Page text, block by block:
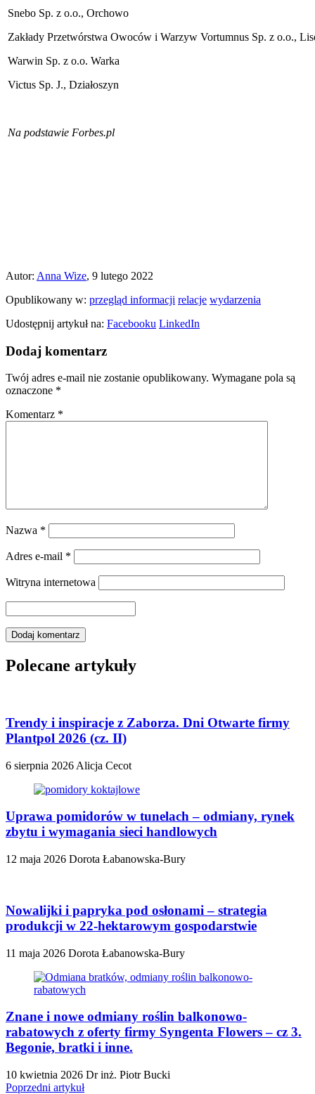
Snebo Sp. z o.o., Orchowo
Zakłady Przetwórstwa Owoców i Warzyw Vortumnus Sp. z o.o.,
Warwin Sp. z o.o. Warka
Victus Sp. J., Działoszyn
Na podstawie Forbes.pl
Autor: Anna Wize, 9 lutego 2022
Opublikowany w: przegląd informacji relacje wydarzenia
Udostępnij artykuł na: Facebooku LinkedIn
Dodaj komentarz
Twój adres e-mail nie zostanie opublikowany. Wymagane pola są
oznaczone *
Komentarz *
Nazwa *
Adres e-mail *
Witryna internetowa
Polecane artykuły
Trendy i inspiracje z Zaborza. Dni Otwarte firmy
Plantpol 2026 (cz. II)
6 sierpnia 2026 Alicja Cecot
Uprawa pomidorów w tunelach – odmiany, rynek
zbytu i wymagania sieci handlowych
12 maja 2026 Dorota Łabanowska-Bury
Nowalijki i papryka pod osłonami – strategia
produkcji w 22-hektarowym gospodarstwie
11 maja 2026 Dorota Łabanowska-Bury
Znane i nowe odmiany roślin balkonowo-
rabatowych z oferty firmy Syngenta Flowers – cz 3.
Begonie, bratki i inne.
10 kwietnia 2026 Dr inż. Piotr Bucki
Poprzedni artykuł